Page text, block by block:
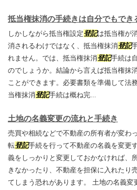
抵当権抹消の手続きは自分でもでき
しかしながら抵当権設定登記は抵当権が
消されるわけではなく、抵当権抹消登記
れません。では、抵当権抹消登記手続は
のでしょうか。結論から言えば抵当権抹
ことができます。必要書類を準備して法
当権抹消登記手続は概ね完...
土地の名義変更の流れと手続き
売買や相続などで不動産の所有者が変わ
転登記手続を行って不動産の名義を変更
義をしっかりと変更しておかなければ、
きなかったり、不動産を担保に入れたり
てしまう恐れがあります。 土地の名義変